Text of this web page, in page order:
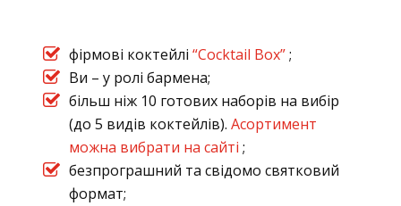
фірмові коктейлі “Cocktail Box”;
Ви – у ролі бармена;
більш ніж 10 готових наборів на вибір
(до 5 видів коктейлів). Асортимент
можна вибрати на сайті ;
безпрограшний та свідомо святковий
формат;